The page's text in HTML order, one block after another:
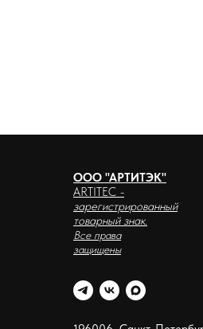
ООО "АРТИТЭК"
ARTITEC -
зарегистрированный
товарный знак.
Все права
защищены